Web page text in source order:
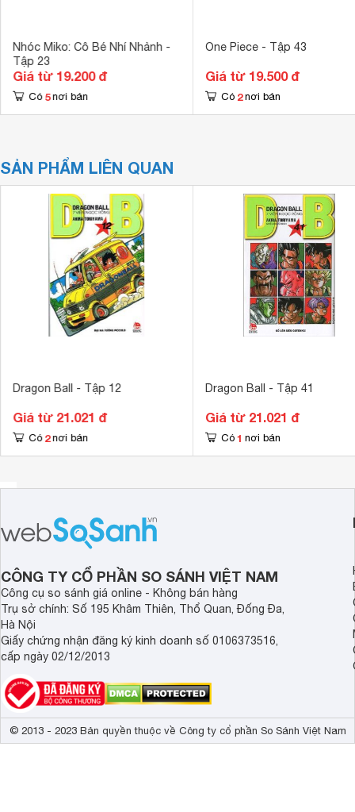
Nhóc Miko: Cô Bé Nhí Nhảnh -
Tập 23
Giá từ 19.200 đ
Có 5 nơi bán
One Piece - Tập 43
Giá từ 19.500 đ
Có 2 nơi bán
SẢN PHẨM LIÊN QUAN
Dragon Ball - Tập 12
Giá từ 21.021 đ
Có 2 nơi bán
Dragon Ball - Tập 41
Giá từ 21.021 đ
Có 1 nơi bán
CÔNG TY CỔ PHẦN SO SÁNH VIỆT NAM
Công cụ so sánh giá online - Không bán hàng
Trụ sở chính: Số 195 Khâm Thiên, Thổ Quan, Đống Đa,
Hà Nội
Giấy chứng nhận đăng ký kinh doanh số 0106373516,
cấp ngày 02/12/2013
© 2013 - 2023 Bản quyền thuộc về Công ty cổ phần So Sánh Việt Nam